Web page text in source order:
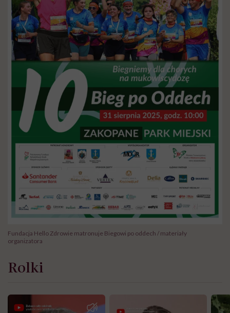
Fundacja Hello Zdrowie matronuje Biegowi po oddech / materiały
organizatora
Rolki